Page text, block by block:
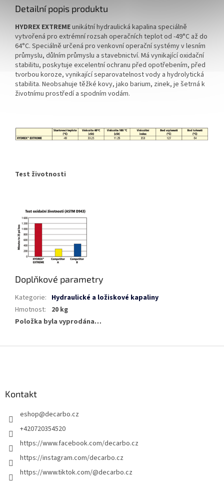
Detailní popis produktu
HYDREX EXTREMEunikátní hydraulická kapalina speciálně
vytvořená pro extrémní rozsah operačních teplot od -49°C až do
64°C. Speciálně určená pro venkovní operační systémy v lesním
průmyslu, důlním průmyslu a stavebnictví. Má vynikající oxidační
stabilitu, poskytuje excelentní ochranu před opotřebením, před
tvorbou koroze, vynikající separovatelnost vody a hydrolytická
stabilita. Neobsahuje těžké kovy, jako barium, zinek, je šetrná k
životnímu prostředí a spodním vodám.
Test životnosti
Doplňkové parametry
Kategorie: Hydraulické a ložiskové kapaliny
Hmotnost:
20 kg
Položka byla vyprodána…
Kontakt
eshop@decarbo.cz
+420720354520
https://www.facebook.com/decarbo.cz
https://instagram.com/decarbo.cz
https://www.tiktok.com/@decarbo.cz